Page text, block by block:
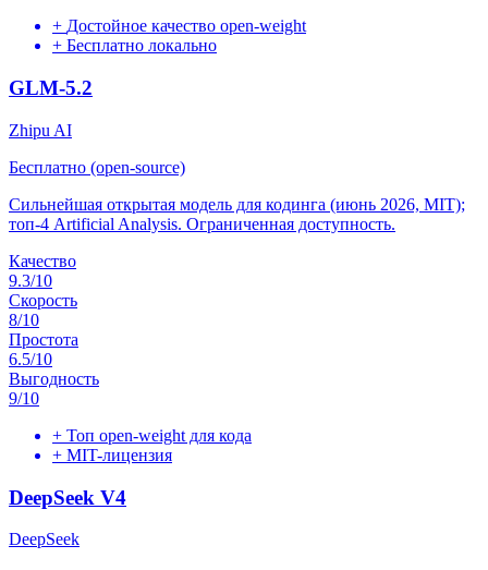
+ Достойное качество open-weight
+ Бесплатно локально
GLM-5.2
Zhipu AI
Бесплатно (open-source)
Сильнейшая открытая модель для кодинга (июнь 2026, MIT);
топ-4 Artificial Analysis. Ограниченная доступность.
Качество
9.3/10
Скорость
8/10
Простота
6.5/10
Выгодность
9/10
+ Топ open-weight для кода
+ MIT-лицензия
DeepSeek V4
DeepSeek